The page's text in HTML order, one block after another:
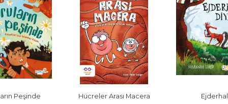
Macera Ejderhalar Diyarı